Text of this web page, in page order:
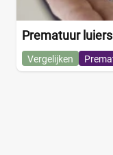
Prematuur
Vergelijken